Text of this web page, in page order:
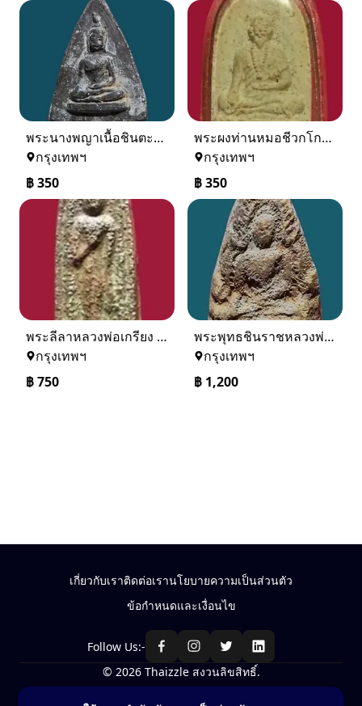
พระนางพญาเนื้อชินตะกั่ว หลวงพ่อทวี วัดโรงช้าง จ. พิจิตร ปี 2498
กรุงเทพฯ
฿350
พระผงท่านหมอชีวกโกมารภัจจ์ หลวงพ่อบ๋าวเอิง วัดญวนสะพานขาว
กรุงเทพฯ
฿350
พระลีลาหลวงพ่อเกรียง วัดวังน้ำเย็น
กรุงเทพฯ
฿750
พระพุทธชินราชหลวงพ่อเฟื่อง วัดคงคาเลียบ อ.หาดใหญ่ จ.สงขลา
กรุงเทพฯ
฿ 1,200
เกี่ยวกับเราติดต่อเรานโยบายความเป็นส่วนตัว
ข้อกำหนดและเงื่อนไข
Follow Us:-
© 2026 Thaizzle สงวนลิขสิทธิ์.